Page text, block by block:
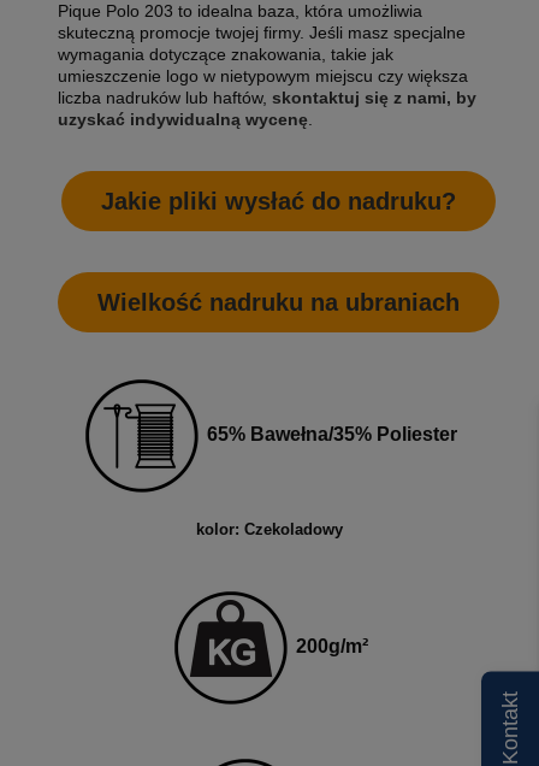
Pique Polo 203 to idealna baza, która umożliwia
skuteczną promocje twojej firmy. Jeśli masz specjalne
wymagania dotyczące znakowania, takie jak
umieszczenie logo w nietypowym miejscu czy większa
liczba nadruków lub haftów, skontaktuj się z nami, by
uzyskać indywidualną wycenę
Jakie pliki wysłać do nadruku?
Wielkość nadruku na ubraniach
65% Bawełna/35% Poliester
kolor: Czekoladowy
200g/m²
Kontakt